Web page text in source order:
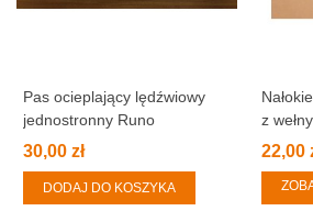
Pas ocieplający lędźwiowy
jednostronny Runo
30,00 zł
DODAJ DO KOSZYKA
z
22,00